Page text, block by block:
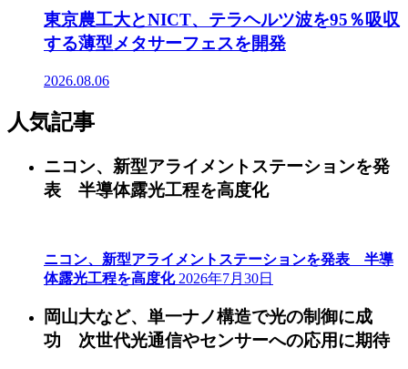
東京農工大とNICT、テラヘルツ波を95％吸収
する薄型メタサーフェスを開発
2026.08.06
人気記事
ニコン、新型アライメントステーションを発
表 半導体露光工程を高度化
ニコン、新型アライメントステーションを発表 半導
体露光工程を高度化 2026年7月30日
岡山大など、単一ナノ構造で光の制御に成
功 次世代光通信やセンサーへの応用に期待